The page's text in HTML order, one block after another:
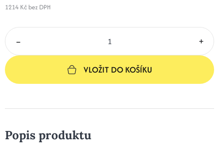
1214 Kč bez DPH
– +
VLOŽIT DO KOŠÍKU
Popis produktu